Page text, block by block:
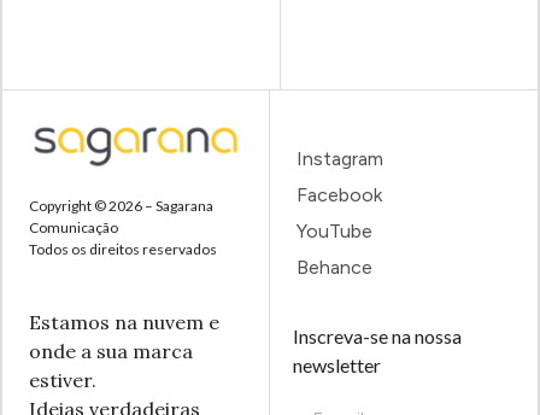
Copyright © 2026 – Sagarana
Comunicação
Todos os direitos reservados
Estamos na nuvem e
onde a sua marca
estiver.
Ideias verdadeiras
Instagram
Facebook
YouTube
Behance
Inscreva-se na nossa
newsletter